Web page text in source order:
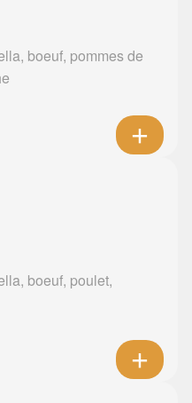
boeuf, pommes de
boeuf, poulet,